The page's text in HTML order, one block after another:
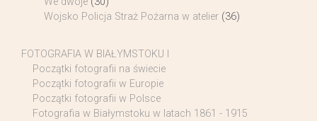
Wojsko Policja Straż Pożarna w atelier (36)
FOTOGRAFIA W BIAŁYMSTOKU I
Początki fotografii na świecie
Początki fotografii w Europie
Początki fotografii w Polsce
Fotografia w Białymstoku w latach 1861 - 1915